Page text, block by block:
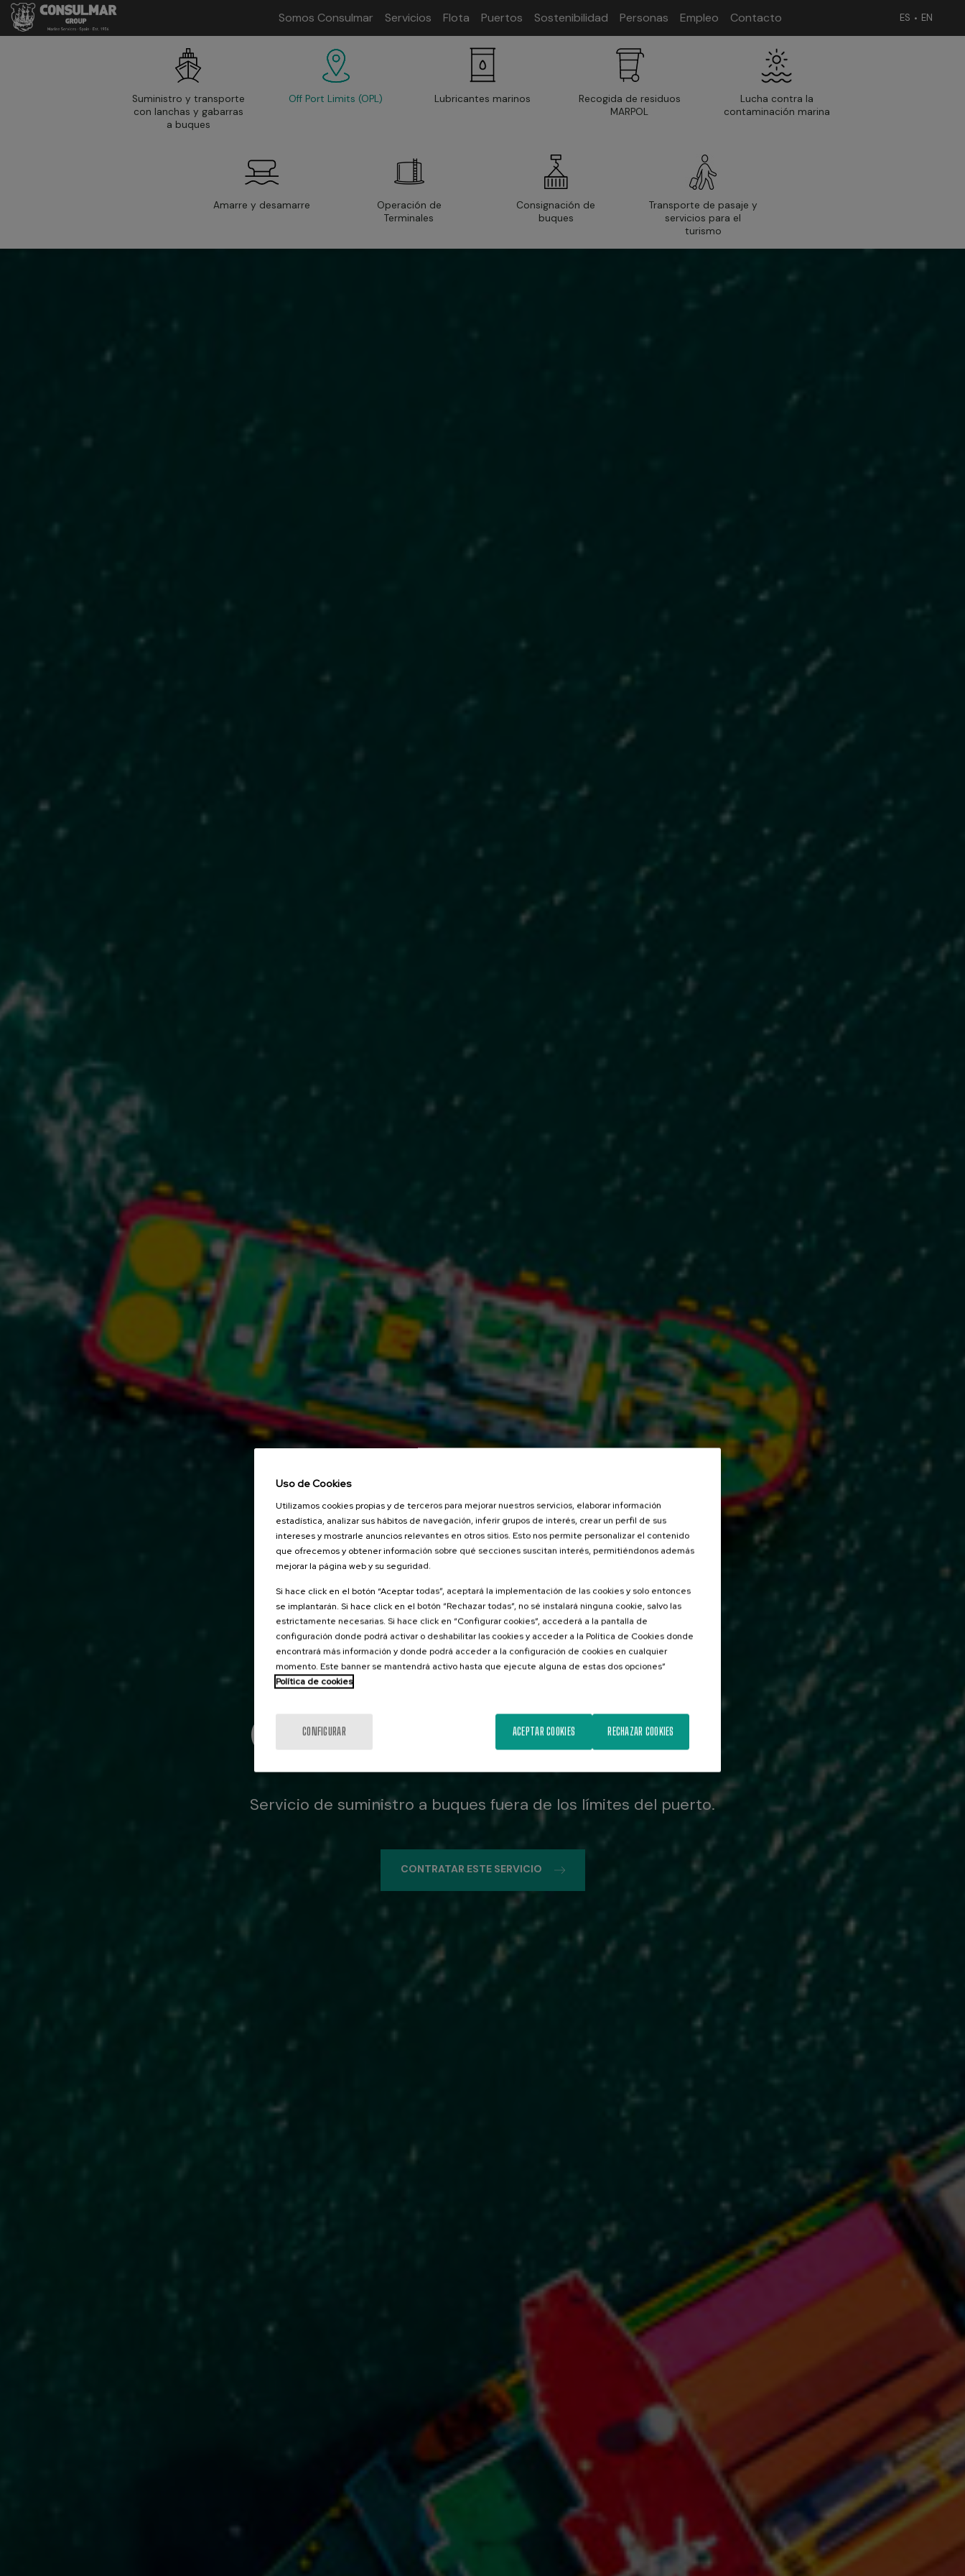
Menu
ES
Somos Consulmar Servicios Flota Puertos Sostenibilidad Personas Empleo Contacto ES EN
Suministro y transporte
con lanchas y gabarras
a buques
Off Port Limits (OPL) Lubricantes marinos
Recogida de residuos
MARPOL
Lucha contra la
contaminación marina
Amarre y desamarre
Operación de
Terminales
Consignación de
buques
Transporte de pasaje y
servicios para el
turismo
Off Port Limits (OPL)
Servicio de suministro a buques fuera de los límites del puerto.
CONTRATAR ESTE SERVICIO
Uso de Cookies
Utilizamos cookies propias y de terceros para mejorar nuestros servicios, elaborar información
estadística, analizar sus hábitos de navegación, inferir grupos de interés, crear un perfil de sus
intereses y mostrarle anuncios relevantes en otros sitios. Esto nos permite personalizar el contenido
que ofrecemos y obtener información sobre qué secciones suscitan interés, permitiéndonos además
mejorar la página web y su seguridad.
Si hace click en el botón “Aceptar todas”, aceptará la implementación de las cookies y solo entonces
se implantarán. Si hace click en el botón “Rechazar todas”, no sé instalará ninguna cookie, salvo las
estrictamente necesarias. Si hace click en “Configurar cookies”, accederá a la pantalla de
configuración donde podrá activar o deshabilitar las cookies y acceder a la Política de Cookies donde
encontrará más información y donde podrá acceder a la configuración de cookies en cualquier
momento. Este banner se mantendrá activo hasta que ejecute alguna de estas dos opciones”
Política de cookies
CONFIGURAR RECHAZAR COOKIES
ACEPTAR COOKIES